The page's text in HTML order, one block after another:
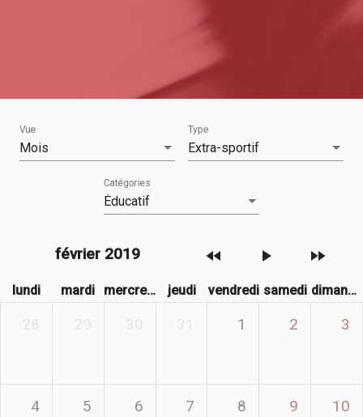
Mois
Vue
Extra-sportif
Type
Éducatif
Catégories
février 2019 fast_rewind play_arrow fast_forward
lundi mardi mercredi jeudi vendredi samedi dimanche
1 2 3
4 5 6 7 8 9 10